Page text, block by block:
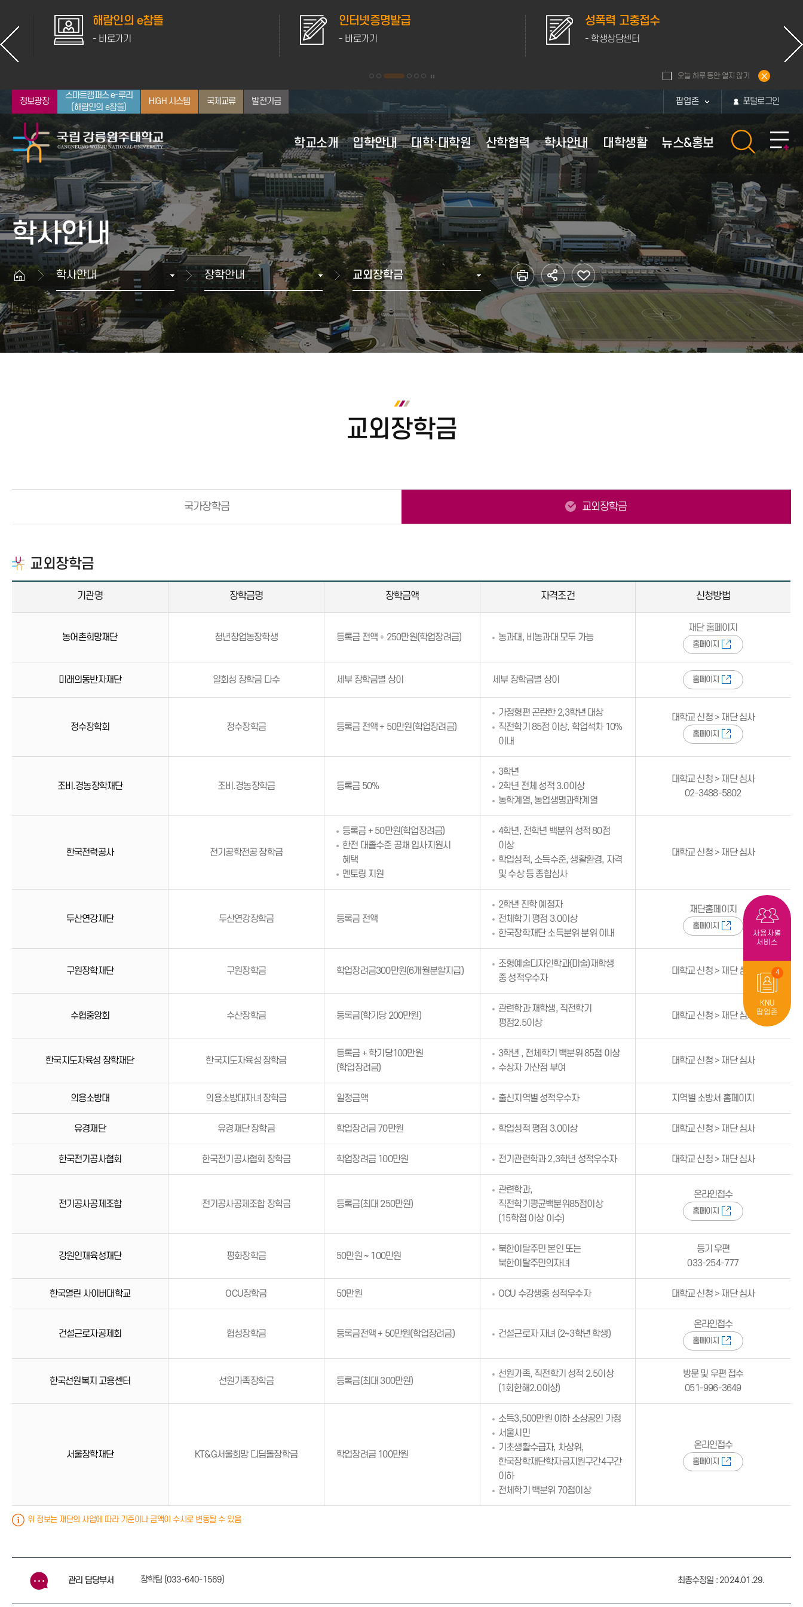
해람인의 e참뜰
- 바로가기
인터넷증명발급
- 바로가기
성폭력 고충접수
- 학생상담센터
오늘 하루 동안 열지 않기
정보광장
스마트캠퍼스 e-루리
(해람인의 e참뜰)
HIGH 시스템 국제교류 발전기금 팝업존 포털로그인
학교소개
총장소개
인사말
약력
역대 교장/학장/총장
대학 이념·비전
대학 이념 및 인재상
비전 2025+
영역별 발전전략
연혁
전체보기
2020년
2010년
2007년 통합이후
2000년 ~ 2007년 통합이전
1990년
1980년
1970년
1960년 이전
대학현황
조직도
현황·통계
주요전화번호
MOU 현황
재정현황
부속시설
부속연구소
학군단
부설병원
법인·기타단체
캠퍼스맵
입학안내
입학안내 대학원 원서접수
대학·대학원
대학
전체 학과 보기
인문대학
사회과학대학
자연과학대학
생명과학대학
공과대학
예술체육대학
치과대학
대학원
대학원 전체보기
산학협력
산학협력
통합정보시스템
산학협력 부속시설
학사안내
학사일정 학사행정
학사정보 가이드
수업안내
계절수업
학적변동
학과별 졸업 이수학점
수료 및 졸업
학위취득 유예
졸업 자가진단
교육과정
교육과정 이수
교육과정 편람
전공능력사전
경과조치
다전공(복수·융합전공(융합)
부전공)
미래융합가상학과
전공 마이크로디그리
교육과정
교직과정
등록안내 장학안내
교내장학금
교외장학금
근로장학금
학자금대출
방문발급(자동발급기)
어디서나민원신청
대학생활
취업지원 학생활동
학생자치기구
학군단 생활 안내
동아리정보
후생복지시설
의료·보건
자동 심장충격기 사용안내
성희롱·성폭력상담실
학생상담센터
학생복지관
기타편의시설
셔틀버스(강릉)
셔틀버스(원주)
학생생활관
강릉캠퍼스
원주캠퍼스
체육시설 이용안내
체육관
해람문화관 이용안내 금주의 식단 정보화서비스 안전관리 대학생활 가이드
대관예약시스템
뉴스&홍보
뉴스
공지사항
학사정보
장학정보
GWNU 뉴스
산학협력 뉴스
GWNU 카드뉴스
행사정보
홍보자료
캠퍼스 전경
캠퍼스 생활
미리가본강릉원주대
웹진
브로슈어
홍보동영상
행정정보공유
정보공개
정책실명제
포상대상자 공개
대학평의원회
재정위원회
등록금심의위원회
중대재해(산업안전·보건)
인권센터
채용정보
채용정보
학사안내
학사안내 장학안내 교외장학금
사용자별
서비스
4
KNU
팝업존
교외장학금
국가장학금 교외장학금
교외장학금
기관명 장학금명 장학금액 자격조건 신청방법
농어촌희망재단 청년창업농장학생 등록금 전액 + 250만원(학업장려금) 농과대, 비농과대 모두 가능
재단 홈페이지
홈페이지
미래의동반자재단 일회성 장학금 다수 세부 장학금별 상이 세부 장학금별 상이 홈페이지
정수장학회 정수장학금 등록금 전액 + 50만원(학업장려금)
가정형편 곤란한 2,3학년 대상
직전학기 85점 이상, 학업석차 10%
이내
대학교 신청 > 재단 심사
홈페이지
조비.경농장학재단 조비.경농장학금 등록금 50%
3학년
2학년 전체 성적 3.0이상
농학계열, 농업생명과학계열
대학교 신청 > 재단 심사
02-3488-5802
한국전력공사 전기공학전공 장학금
등록금 + 50만원(학업장려금)
한전 대졸수준 공채 입사지원시
혜택
멘토링 지원
4학년, 전학년 백분위 성적 80점
이상
학업성적, 소득수준, 생활환경, 자격
및 수상 등 종합심사
대학교 신청 > 재단 심사
두산연강재단 두산연강장학금 등록금 전액
2학년 진학 예정자
전체학기 평점 3.0이상
한국장학재단 소득분위 분위 이내
재단홈페이지
홈페이지
구원장학재단 구원장학금 학업장려금300만원(6개월분할지급)
조형예술디자인학과(미술)재학생
중 성적우수자
대학교 신청 > 재단 심사
수협중앙회 수산장학금 등록금(학기당 200만원)
관련학과 재학생, 직전학기
평점2.5이상
대학교 신청 > 재단 심사
한국지도자육성 장학재단 한국지도자육성 장학금
등록금 + 학기당100만원
(학업장려금)
3학년 , 전체학기 백분위 85점 이상
수상자 가산점 부여
대학교 신청 > 재단 심사
의용소방대 의용소방대자녀 장학금 일정금액 출신지역별 성적우수자 지역별 소방서 홈페이지
유경재단 유경재단 장학금 학업장려금 70만원 학업성적 평점 3.0이상 대학교 신청 > 재단 심사
한국전기공사협회 한국전기공사협회 장학금 학업장려금 100만원 전기관련학과 2,3학년 성적우수자 대학교 신청 > 재단 심사
전기공사공제조합 전기공사공제조합 장학금 등록금(최대 250만원)
관련학과,
직전학기평균백분위85점이상
(15학점 이상 이수)
온라인접수
홈페이지
강원인재육성재단 평화장학금 50만원 ~ 100만원
북한이탈주민 본인 또는
북한이탈주민의자녀
등기 우편
033-254-777
한국열린 사이버대학교 OCU장학금 50만원 OCU 수강생중 성적우수자 대학교 신청 > 재단 심사
건설근로자공제회 협성장학금 등록금전액 + 50만원(학업장려금) 건설근로자 자녀 (2~3학년 학생)
온라인접수
홈페이지
한국선원복지 고용센터 선원가족장학금 등록금(최대 300만원)
선원가족, 직전학기 성적 2.5이상
(1회한해2.0이상)
방문 및 우편 접수
051-996-3649
서울장학재단 KT&G서울희망 디딤돌장학금 학업장려금 100만원
소득3,500만원 이하 소상공인 가정
서울시민
기초생활수급자, 차상위,
한국장학재단학자금지원구간4구간
이하
전체학기 백분위 70점이상
온라인접수
홈페이지
위 정보는 재단의 사업에 따라 기준이나 금액이 수시로 변동될 수 있음
관리 담당부서 장학팀 (033-640-1569) 최종수정일 : 2024.01.29.